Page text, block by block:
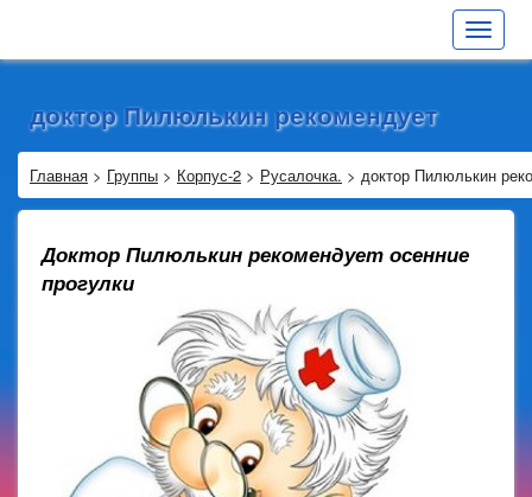
Toggle
доктор Пилюлькин рекомендует
Главная > Группы > Корпус-2 > Русалочка. > доктор Пилюлькин
Доктор Пилюлькин рекомендует осенние
прогулки